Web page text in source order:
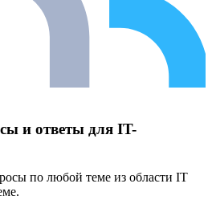
и ответы для IT-
по любой теме из области IT